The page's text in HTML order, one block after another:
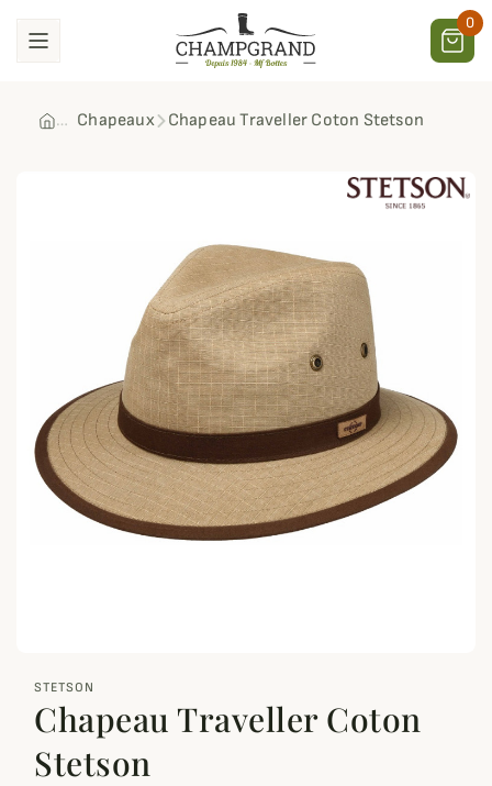
0
Chapeaux Chapeau Traveller Coton Stetson
STETSON
Chapeau Traveller Coton
Stetson